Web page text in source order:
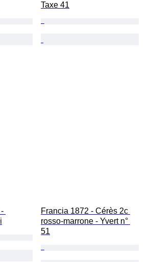
Taxe 41
Francia 1872 - Cérès 2c
rosso-marrone - Yvert n°
51